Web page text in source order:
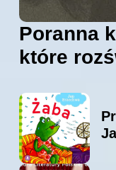
Poranna
które